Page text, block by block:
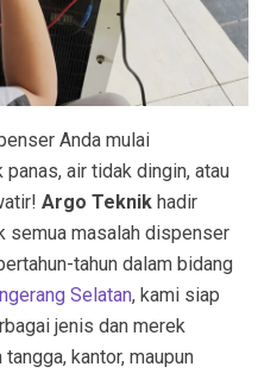
Anda mulai
air tidak dingin, atau
Argo Teknik hadir
semua masalah dispenser
tahun dalam bidang
Selatan, kami siap
jenis dan merek
kantor, maupun